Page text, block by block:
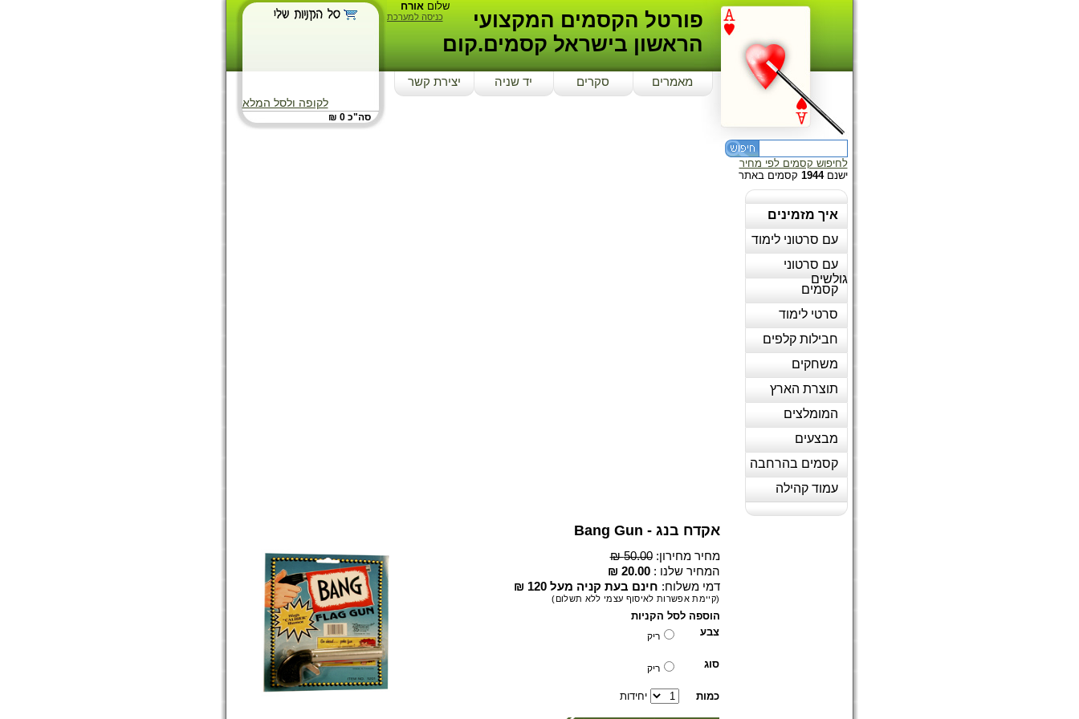
לקופה ולסל המלא
סה"כ 0 ₪
שלוםאורח
כניסה למערכת
פורטל הקסמים המקצועי
הראשון בישראל קסמים.קום
מאמרים סקרים יד שניה יצירת קשר
לחיפוש קסמים לפי מחיר
ישנם1944 קסמים באתר
איך מזמינים
עם סרטוני לימוד
עם סרטוני
גולשים
קסמים
סרטי לימוד
חבילות קלפים
משחקים
תוצרת הארץ
המומלצים
מבצעים
קסמים בהרחבה
עמוד קהילה
אקדח בנג - Bang Gun
מחיר מחירון:50.00 ₪
המחיר שלנו :20.00 ₪
דמי משלוח: חינם בעת קניה מעל 120 ₪
(קיימת אפשרות לאיסוף עצמי ללא תשלום)
הוספה לסל הקניות
צבע
ריק
סוג ריק
כמות יחידות